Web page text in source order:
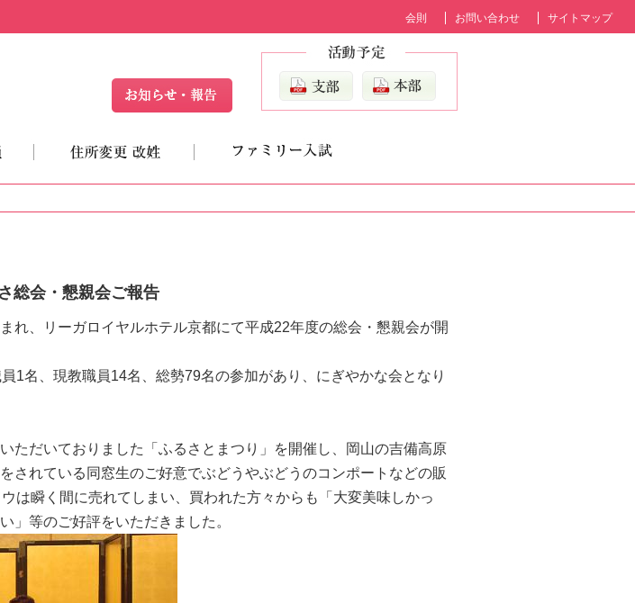
会則 お問い合わせ サイトマップ
総会・懇親会ご報告
れ、リーガロイヤルホテル京都にて平成22年度の総会・懇親会が開
1名、現教職員14名、総勢79名の参加があり、にぎやかな会となり
ただいておりました「ふるさとまつり」を開催し、岡山の吉備高原
されている同窓生のご好意でぶどうやぶどうのコンポートなどの販
は瞬く間に売れてしまい、買われた方々からも「大変美味しかっ
」等のご好評をいただきました。